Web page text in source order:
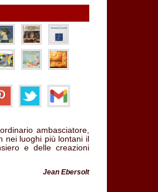
ambasciatore,
nei luoghi più lontani il
e delle creazioni
Jean Ebersolt